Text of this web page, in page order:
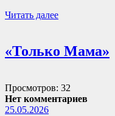
Читать далее
«Только Мама»
Просмотров: 32
Нет комментариев
25.05.2026